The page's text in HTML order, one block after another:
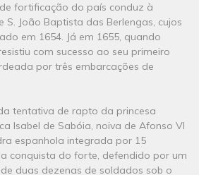
fortificação do país conduz à
S. João Baptista das Berlengas, cujos
em 1654. Já em 1655, quando
com sucesso ao seu primeiro
por três embarcações de
tentativa de rapto da princesa
Isabel de Sabóia, noiva de Afonso VI
espanhola integrada por 15
conquista do forte, defendido por um
duas dezenas de soldados sob o